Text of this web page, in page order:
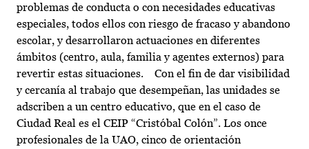
problemas de conducta o con necesidades educativas
especiales, todos ellos con riesgo de fracaso y abandono
escolar, y desarrollaron actuaciones en diferentes
ámbitos (centro, aula, familia y agentes externos) para
revertir estas situaciones. Con el fin de dar visibilidad
y cercanía al trabajo que desempeñan, las unidades se
adscriben a un centro educativo, que en el caso de
Ciudad Real es el CEIP “Cristóbal Colón”. Los once
profesionales de la UAO, cinco de orientación